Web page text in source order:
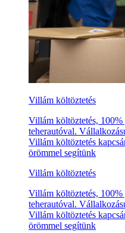
Villám költöztetés
Villám költöztetés, 100%
teherautóval.
Villám költöztetés
örömmel segítünk
Villám költöztetés
Villám költöztetés, 100%
teherautóval.
Villám költöztetés
örömmel segítünk